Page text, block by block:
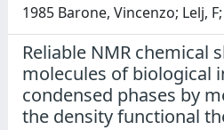
1985 Barone, Vincenzo; Lelj,
Reliable NMR chemical
molecules of biological
condensed phases by
the density functional